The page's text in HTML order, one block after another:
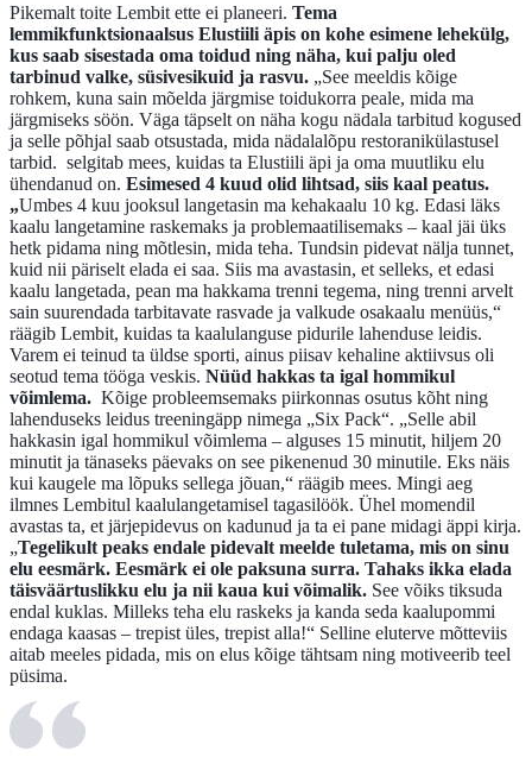
Pikemalt toite Lembit ette ei planeeri. Tema
lemmikfunktsionaalsus Elustiili äpis on kohe esimene lehekülg,
kus saab sisestada oma toidud ning näha, kui palju oled
tarbinud valke, süsivesikuid ja rasvu. „See meeldis kõige
rohkem, kuna sain mõelda järgmise toidukorra peale, mida ma
järgmiseks söön. Väga täpselt on näha kogu nädala tarbitud kogused
ja selle põhjal saab otsustada, mida nädalalõpu restoranikülastusel
tarbid. selgitab mees, kuidas ta Elustiili äpi ja oma muutliku elu
ühendanud on. Esimesed 4 kuud olid lihtsad, siis kaal peatus.
„Umbes 4 kuu jooksul langetasin ma kehakaalu 10 kg. Edasi läks
kaalu langetamine raskemaks ja problemaatilisemaks – kaal jäi üks
hetk pidama ning mõtlesin, mida teha. Tundsin pidevat nälja tunnet,
kuid nii päriselt elada ei saa. Siis ma avastasin, et selleks, et edasi
kaalu langetada, pean ma hakkama trenni tegema, ning trenni arvelt
sain suurendada tarbitavate rasvade ja valkude osakaalu menüüs,“
räägib Lembit, kuidas ta kaalulanguse pidurile lahenduse leidis.
Varem ei teinud ta üldse sporti, ainus piisav kehaline aktiivsus oli
seotud tema tööga veskis. Nüüd hakkas ta igal hommikul
võimlema. Kõige probleemsemaks piirkonnas osutus kõht ning
lahenduseks leidus treeningäpp nimega „Six Pack“. „Selle abil
hakkasin igal hommikul võimlema – alguses 15 minutit, hiljem 20
minutit ja tänaseks päevaks on see pikenenud 30 minutile. Eks näis
kui kaugele ma lõpuks sellega jõuan,“ räägib mees. Mingi aeg
ilmnes Lembitul kaalulangetamisel tagasilöök. Ühel momendil
avastas ta, et järjepidevus on kadunud ja ta ei pane midagi äppi kirja.
„Tegelikult peaks endale pidevalt meelde tuletama, mis on sinu
elu eesmärk. Eesmärk ei ole paksuna surra. Tahaks ikka elada
täisväärtuslikku elu ja nii kaua kui võimalik. See võiks tiksuda
endal kuklas. Milleks teha elu raskeks ja kanda seda kaalupommi
endaga kaasas – trepist üles, trepist alla!“ Selline eluterve mõtteviis
aitab meeles pidada, mis on elus kõige tähtsam ning motiveerib teel
püsima.